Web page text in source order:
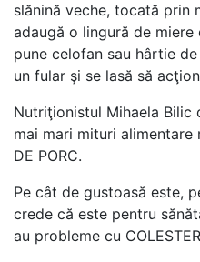
slănină veche, tocată prin
adaugă o lingură de miere
pune celofan sau hârtie
un fular şi se lasă să
Nutriţionistul Mihaela Bilic
mai mari mituri alimentare
DE PORC.
Pe cât de gustoasă este,
crede că este pentru
au probleme cu